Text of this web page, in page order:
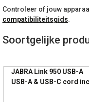
Handmatige
Plug & Play installatie
Eén headset voor
Controleer of jouw
compatibiliteitsgids.
Soortgelijke
JABRA Link 950 USB-A
USB-A & USB-C cord inc